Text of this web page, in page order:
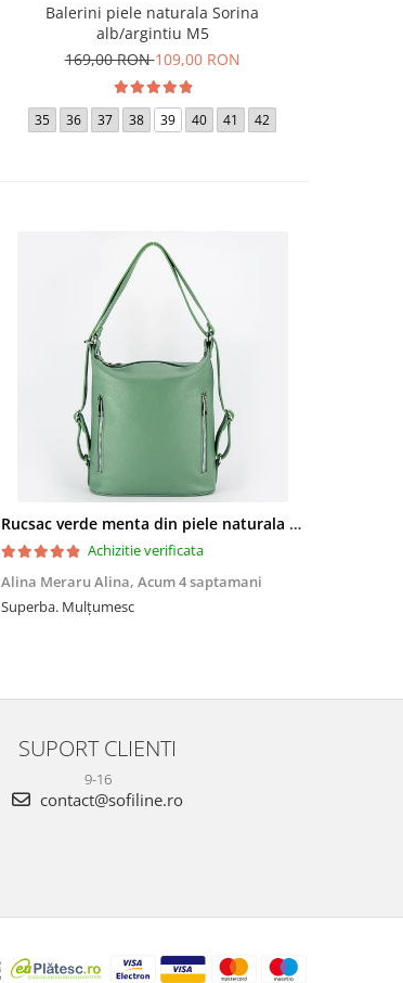
Balerini piele naturala Sorina
alb/argintiu M5
169,00 RON109,00 RON
35 36 37 38 39 40 41 42
Rucsac verde menta din piele naturala 2 in 1 Lucia 121
Achizitie verificata
Alina Meraru Alina, Acum 4 saptamani
Superba. Mulțumesc
SUPORT CLIENTI
9-16
contact@sofiline.ro